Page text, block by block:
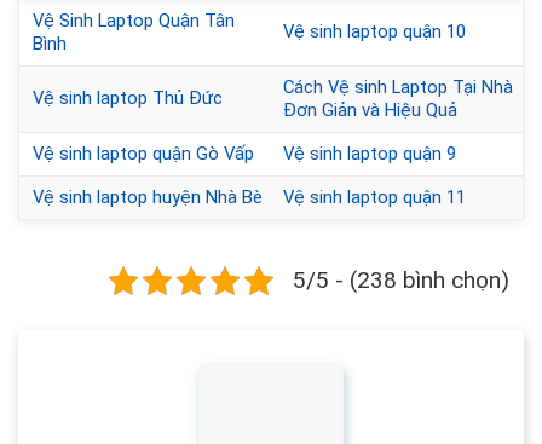
Vệ Sinh Laptop Quận Tân
Bình
Vệ sinh laptop quận 10
Vệ sinh laptop Thủ Đức
Cách Vệ sinh Laptop Tại Nhà
Đơn Giản và Hiệu Quả
Vệ sinh laptop quận Gò Vấp
Vệ sinh laptop quận 9
Vệ sinh laptop huyện Nhà Bè
Vệ sinh laptop quận 11
5/5 - (238 bình chọn)